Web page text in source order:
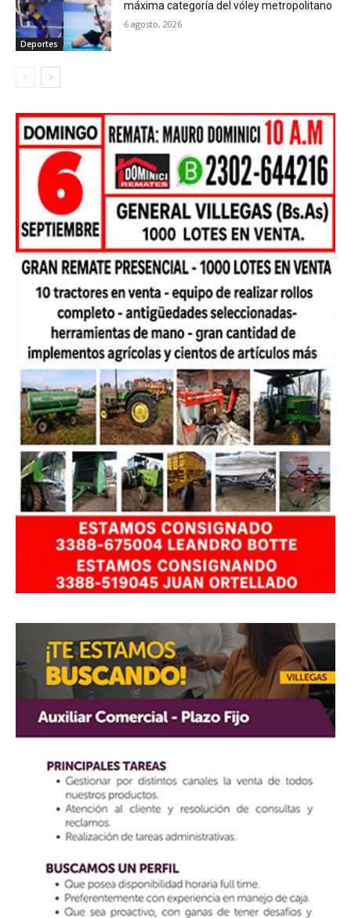
Deportes
máxima categoría del vóley metropolitano
6 agosto, 2026